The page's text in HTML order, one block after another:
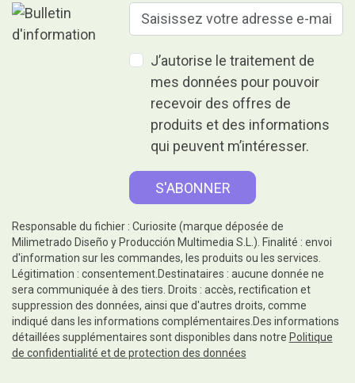
J’autorise le traitement de
mes données pour pouvoir
recevoir des offres de
produits et des informations
qui peuvent m’intéresser.
Responsable du fichier : Curiosite (marque déposée de
Milimetrado Diseño y Producción Multimedia S.L.). Finalité : envoi
d'information sur les commandes, les produits ou les services.
Légitimation : consentement.Destinataires : aucune donnée ne
sera communiquée à des tiers. Droits : accès, rectification et
suppression des données, ainsi que d'autres droits, comme
indiqué dans les informations complémentaires.Des informations
détaillées supplémentaires sont disponibles dans notre Politique
de confidentialité et de protection des données